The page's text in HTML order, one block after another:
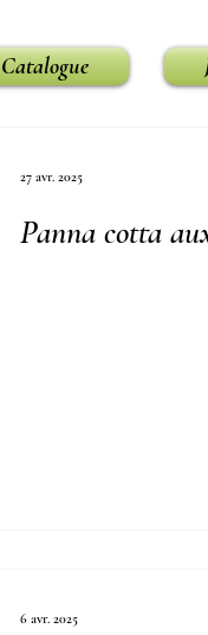
Catalogue
Panna cotta
27 avr. 2025
6 avr. 2025